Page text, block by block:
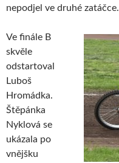
nepodjel ve druhé zatáčce.
Ve finále B
skvěle
odstartoval
Luboš
Hromádka.
Štěpánka
Nyklová se
ukázala po
vnějšku